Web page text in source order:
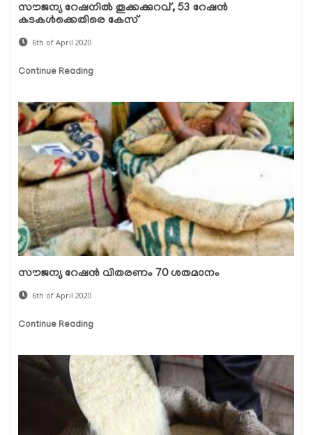
സൗജന്യ റേഷനില്‍ തൂക്കക്കുറവ്, 53 റേഷന്‍
കടകള്‍ക്കെതിരെ കേസ്
6th of April 2020
Continue Reading
സൗജന്യ റേഷന്‍ വിതരണം 70 ശതമാനം
6th of April 2020
Continue Reading